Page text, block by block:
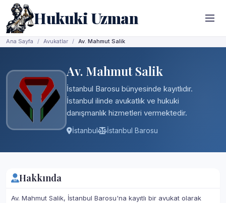
Hukuki Uzman
Ana Sayfa Avukatlar Av. Mahmut Salik
Av. Mahmut Salik
İstanbul Barosu bünyesinde kayıtlıdır.
İstanbul ilinde avukatlık ve hukuki
danışmanlık hizmetleri vermektedir.
İstanbul İstanbul Barosu
Hakkında
Av. Mahmut Salik, İstanbul Barosu'na kayıtlı bir avukat olarak